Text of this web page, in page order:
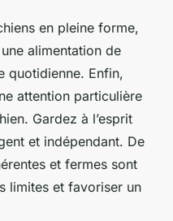
en pleine forme,
alimentation de
quotidienne. Enfin,
attention particulière
Gardez à l’esprit
et indépendant. De
et fermes sont
limites et favoriser un